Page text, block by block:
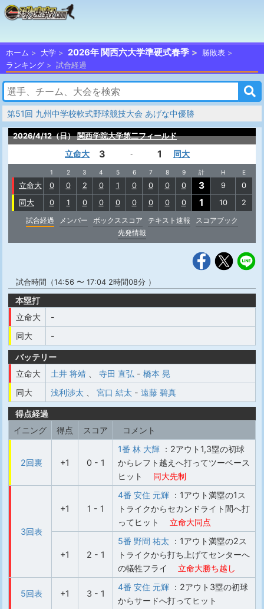
ホーム 大学 2026年 関西六大学準硬式春季
勝敗表
ランキング
試合経過
第51回 九州中学校軟式野球競技大会 あげな中優勝
2026/4/12（日） 関西学院大学第二フィールド
立命大 3 - 1 同大
1 2 3 4 5 6 7 8 9 計 H E
立命大 0 0 2 0 1 0 0 0 0 3 9
0
同大
0 1 0 0 0 0 0 0 0 1 10
2
試合経過
メンバー ボックススコア テキスト速報
スコアブック
先発情報
試合時間（14:56 〜 17:04 2時間08分 ）
本塁打
立命大
-
同大
-
バッテリー
立命大
土井 将靖 寺田 直弘 - 橋本 晃
同大
浅利渉太 宮口 結太 - 遠藤 碧真
得点経過
イニング
得点 スコア コメント
2回裏 +1 0 - 1
1番 林 大輝 ：2アウト1,3塁の初球
からレフト越えへ打ってツーベース
ヒット
同大先制
3回表
+1 1 - 1
4番 安住 元輝 ：1アウト満塁の1ス
トライクからセカンドライト間へ打
ってヒット
立命大同点
+1 2 - 1
5番 野間 祐太 ：1アウト満塁の2ス
トライクから打ち上げてセンターへ
の犠牲フライ
立命大勝ち越し
5回表 +1 3 - 1
4番 安住 元輝 ：2アウト3塁の初球
からサードへ打ってヒット